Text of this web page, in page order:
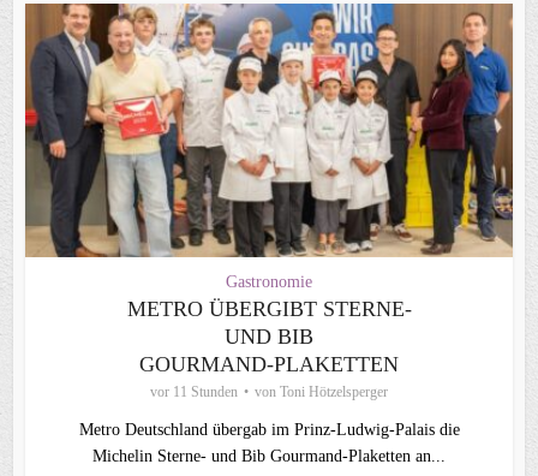
Gastronomie
METRO ÜBERGIBT STERNE-
UND BIB
GOURMAND‑PLAKETTEN
vor 11 Stunden von Toni Hötzelsperger
Metro Deutschland übergab im Prinz-Ludwig-Palais die
Michelin Sterne- und Bib Gourmand-Plaketten an...